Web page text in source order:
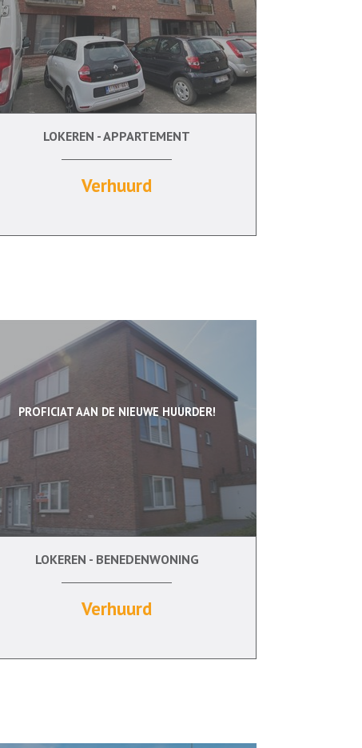
2 Ja
LOKEREN - APPARTEMENT
Verhuurd
PROFICIAT AAN DE NIEUWE HUURDER!
2 Ja Ja
LOKEREN - BENEDENWONING
Verhuurd